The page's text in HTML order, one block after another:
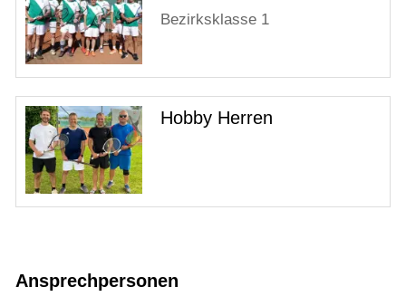
Bezirksklasse 1
Hobby Herren
Ansprechpersonen